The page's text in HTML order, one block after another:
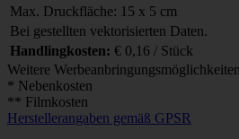
Max. Druckfläche: 15 x 5 cm
Bei gestellten vektorisierten Daten.
Handlingkosten: € 0,16 / Stück
Weitere
* Nebenkosten
** Filmkosten
Herstellerangaben gemäß GPSR